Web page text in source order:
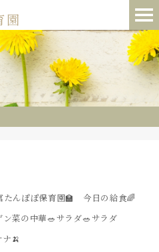
園
んぽぽ保育園🏫 今日の給食🌈
菜の中華🥗サラダ🥗サラダ
🍌